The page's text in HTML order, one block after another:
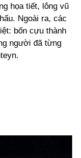
họa tiết, lông vũ
Ngoài ra, các
bốn cựu thành
người đã từng